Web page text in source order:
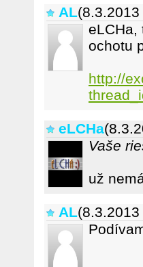
AL(8.3.2013
eLCHa,
ochotu
http://
eLCHa
Vaše
už
AL